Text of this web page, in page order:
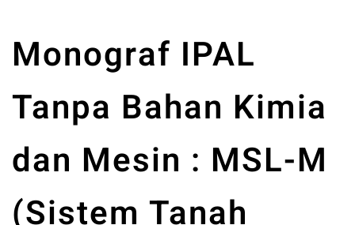
Monograf IPAL
Tanpa Bahan Kimia
dan Mesin : MSL-M
(Sistem Tanah